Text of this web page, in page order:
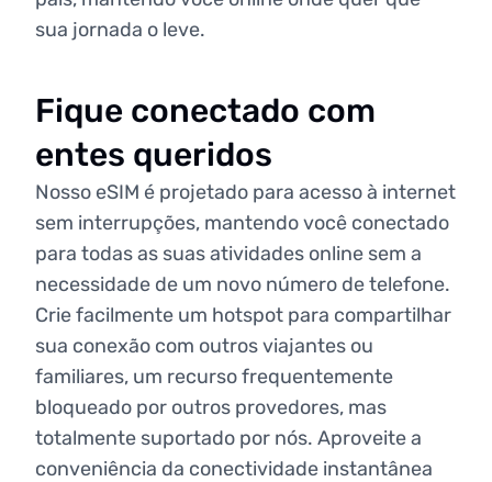
sua jornada o leve.
Fique conectado com
entes queridos
Nosso eSIM é projetado para acesso à internet
sem interrupções, mantendo você conectado
para todas as suas atividades online sem a
necessidade de um novo número de telefone.
Crie facilmente um hotspot para compartilhar
sua conexão com outros viajantes ou
familiares, um recurso frequentemente
bloqueado por outros provedores, mas
totalmente suportado por nós. Aproveite a
conveniência da conectividade instantânea